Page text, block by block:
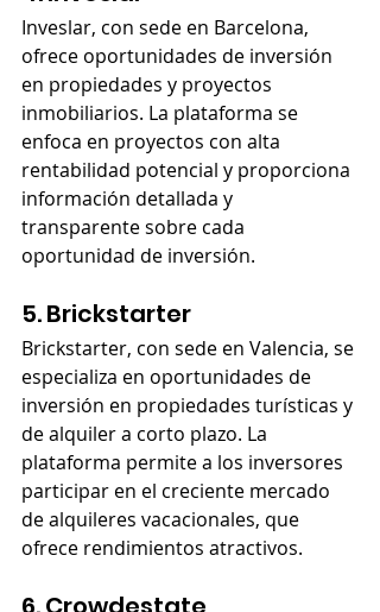
Inveslar, con sede en Barcelona,
ofrece oportunidades de inversión
en propiedades y proyectos
inmobiliarios. La plataforma se
enfoca en proyectos con alta
rentabilidad potencial y proporciona
información detallada y
transparente sobre cada
oportunidad de inversión.
5. Brickstarter
Brickstarter, con sede en Valencia, se
especializa en oportunidades de
inversión en propiedades turísticas y
de alquiler a corto plazo. La
plataforma permite a los inversores
participar en el creciente mercado
de alquileres vacacionales, que
ofrece rendimientos atractivos.